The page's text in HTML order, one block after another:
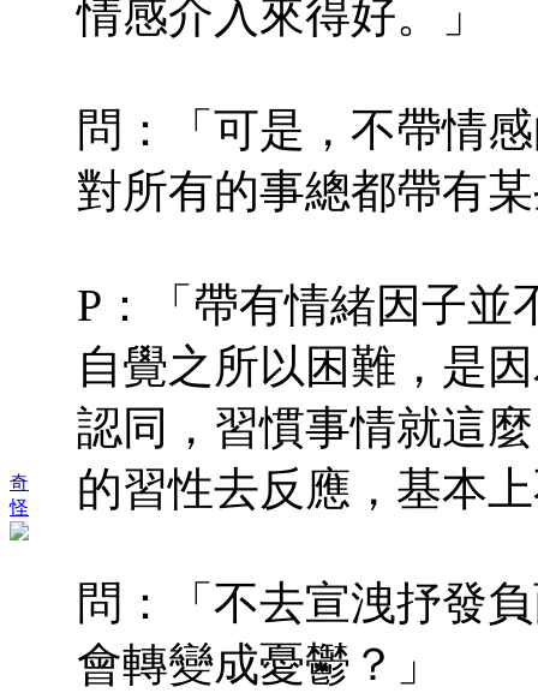
奇
怪
情感介入來得好。」
問：「可是，不帶情
對所有的事總都帶有
P：「帶有情緒因子並
自覺之所以困難，是
認同，習慣事情就這
的習性去反應，基本
問：「不去宣洩抒發
會轉變成憂鬱？」